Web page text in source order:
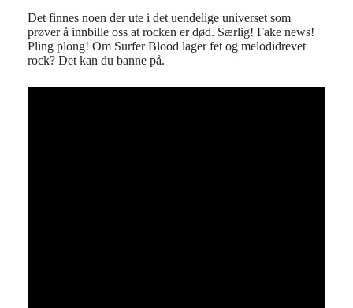
Det finnes noen der ute i det uendelige universet som
prøver å innbille oss at rocken er død. Særlig! Fake news!
Pling plong! Om Surfer Blood lager fet og melodidrevet
rock? Det kan du banne på.